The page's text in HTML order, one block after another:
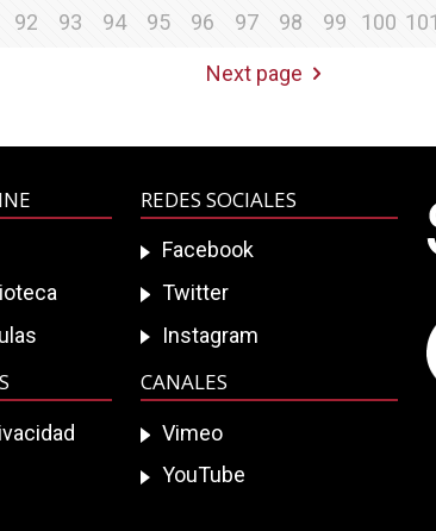
92 93 94 95 96 97 98 99 100 101
Next page
REDES SOCIALES
Facebook
Twitter
Instagram
CANALES
Vimeo
YouTube